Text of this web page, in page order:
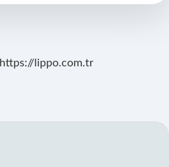
https://lippo.com.tr